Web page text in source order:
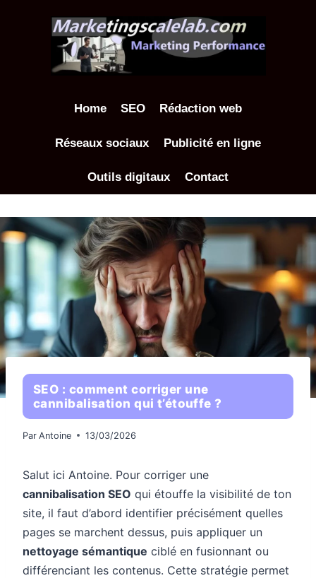
Home SEO Rédaction web
Réseaux sociaux Publicité en ligne
Outils digitaux Contact
SEO : comment corriger une
cannibalisation qui t’étouffe ?
Par Antoine 13/03/2026
Salut ici Antoine. Pour corriger une
cannibalisation SEO qui étouffe la visibilité de ton
site, il faut d’abord identifier précisément quelles
pages se marchent dessus, puis appliquer un
nettoyage sémantique ciblé en fusionnant ou
différenciant les contenus. Cette stratégie permet